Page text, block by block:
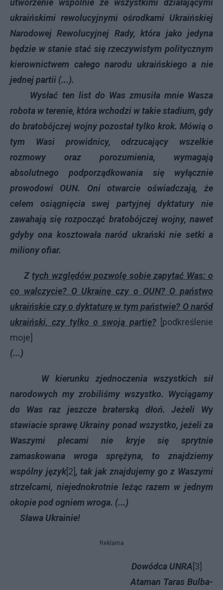
utworzenie wspólnie ze wszystkimi działającymi
ukraińskimi rewolucyjnymi ośrodkami Ukraińskiej
Narodowej Rewolucyjnej Rady, która jako jedyna
będzie w stanie stać się rzeczywistym politycznym
kierownictwem całego narodu ukraińskiego a nie
jednej partii (...).
Wysłać ten list do Was zmusiła mnie Wasza
robota w terenie, która wchodzi w takie stadium, gdy
do bratobójczej wojny pozostał tylko krok. Mówią o
tym Wasi prowidnicy, odrzucający wszelkie
rozmowy oraz porozumienia, wymagają
absolutnego podporządkowania się wyłącznie
prowodowi OUN. Oni otwarcie oświadczają, że
celem osiągnięcia swej partyjnej dyktatury nie
zawahają się rozpocząć bratobójczej wojny, nawet
gdyby ona kosztowała naród ukrański nie setki a
miliony ofiar.
Z tych względów pozwolę sobie zapytać Was: o
co walczycie? O Ukrainę czy o OUN? O państwo
ukraińskie czy o dyktaturę w tym państwie? O naród
ukraiński, czy tylko o swoją partię?[podkreślenie
moje]
(...)
W kierunku zjednoczenia wszystkich sił
narodowych my zrobiliśmy wszystko. Wyciągamy
do Was raz jeszcze braterską dłoń. Jeżeli Wy
stawiacie sprawę Ukrainy ponad wszystko, jeżeli za
Waszymi plecami nie kryje się sprytnie
zamaskowana wroga sprężyna, to znajdziemy
wspólny język[2] , tak jak znajdujemy go z Waszymi
strzelcami, niejednokrotnie leżąc razem w jednym
okopie pod ogniem wroga. (...)
Sława Ukrainie!
Reklama
Dowódca UNRA [3]
Ataman Taras Bulba-